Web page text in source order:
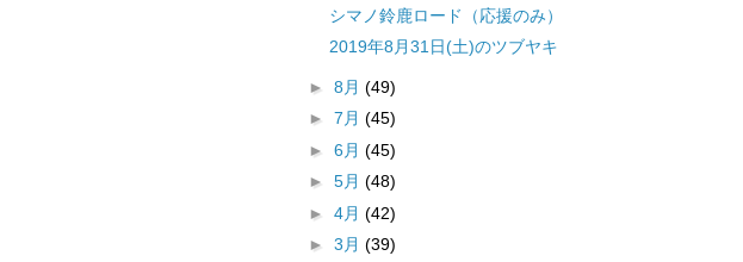
シマノ鈴鹿ロード（応援のみ）
2019年8月31日(土)のツブヤキ
► 8月 (49)
► 7月 (45)
► 6月 (45)
► 5月 (48)
► 4月 (42)
► 3月 (39)